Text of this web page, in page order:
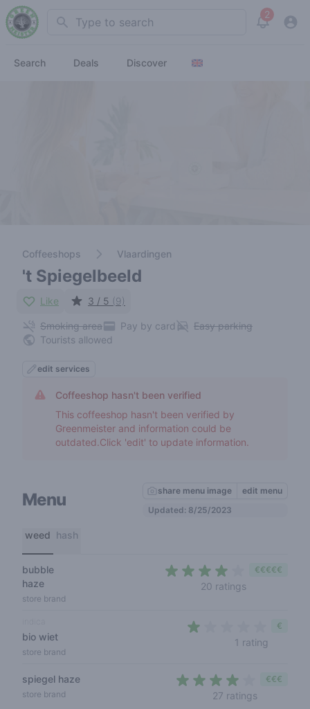
Search 2
View
Search Deals Discover
Coffeeshops Vlaardingen
't Spiegelbeeld
Like 3 / 5 (9)
Smoking area Pay by card
Easy parking
Tourists allowed
edit services
Coffeeshop hasn't been verified
This coffeeshop hasn't been verified by
Greenmeister and information could be
outdated.Click 'edit' to update information.
Menu share menu image
edit menu
Updated: 8/25/2023
weed hash
bubble
haze
store brand
20 ratings
€€€€€
bio wiet
store brand
1 rating
€
spiegel haze
store brand 27 ratings
€€€